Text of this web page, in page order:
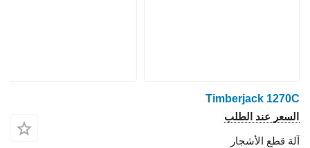
Timberjack 1270C
السعر عند الطلب
آلة قطع الأشجار